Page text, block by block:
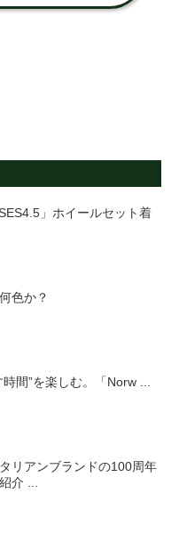
」ホイールセット着
色か？
間”を楽しむ。「Norw ...
リアンブランドの100周年
介 ...